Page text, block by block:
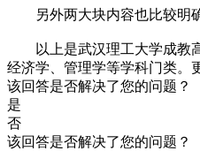
另外两大块内容也比较明确
以上是武汉理工大学成教
经济学、管理学等学科门类。
该回答是否解决了您的问题？
是
否
该回答是否解决了您的问题？